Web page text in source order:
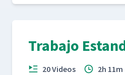
Trabajo
20 Videos 2h 11m